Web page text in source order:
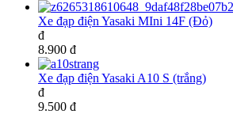
Xe đạp điện Yasaki MIni 14F (Đỏ)
đ
8.900 đ
Xe đạp điện Yasaki A10 S (trắng)
đ
9.500 đ